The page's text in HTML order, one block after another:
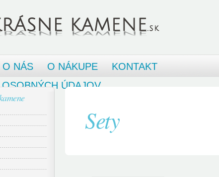
O NÁS O NÁKUPE
KONTAKT
ÚDAJOV
Sety